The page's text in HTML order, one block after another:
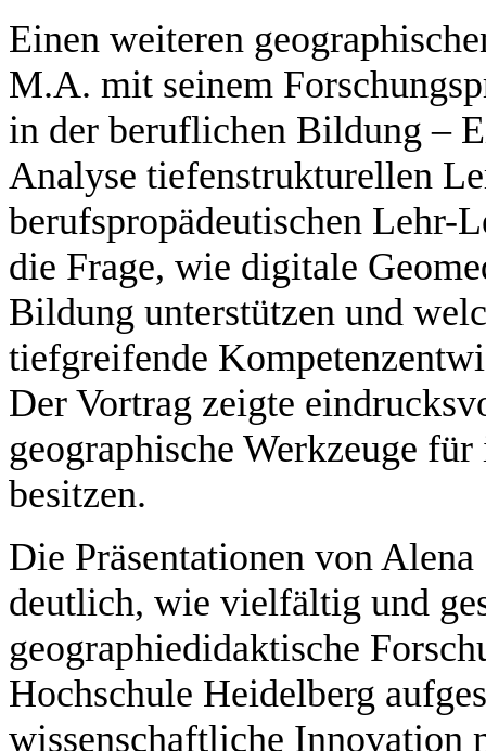
Einen weiteren
M.A. mit seinem
in der beruflichen Bildung –
Analyse tiefenstrukturellen
berufspropädeutischen
die Frage, wie digitale
Bildung unterstützen und
tiefgreifende
Der Vortrag zeigte
geographische Werkzeuge
besitzen.
Die Präsentationen von
deutlich, wie vielfältig und
geographiedidaktische
Hochschule Heidelberg
wissenschaftliche Innovation